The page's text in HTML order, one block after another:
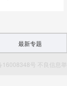
最新专题
号 不良信息举